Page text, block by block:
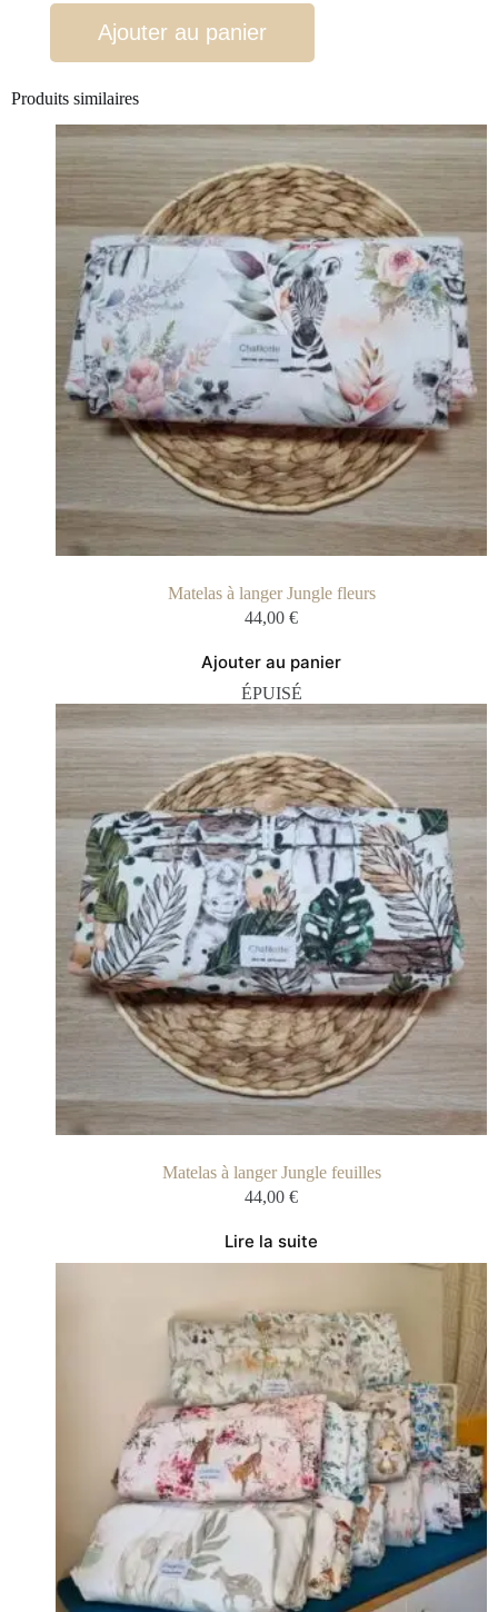
Ajouter au panier
Produits similaires
Matelas à langer Jungle fleurs
44,00 €
Ajouter au panier
ÉPUISÉ
Matelas à langer Jungle feuilles
44,00 €
Lire la suite